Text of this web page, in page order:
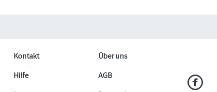
Kontakt
Über uns
Hilfe
AGB